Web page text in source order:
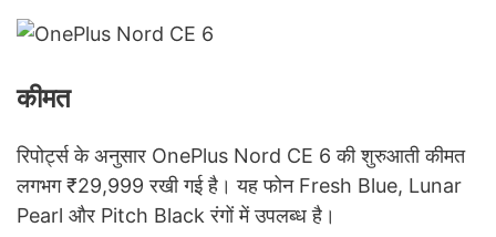
कीमत
रिपोर्ट्स के अनुसार OnePlus Nord CE 6 की शुरुआती कीमत
लगभग ₹29,999 रखी गई है। यह फोन Fresh Blue, Lunar
Pearl और Pitch Black रंगों में उपलब्ध है।